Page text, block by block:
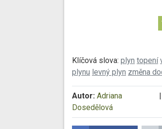
Klíčová slova: plyn topení
plynu levný plyn změna
Autor: Adriana
Dosedělová